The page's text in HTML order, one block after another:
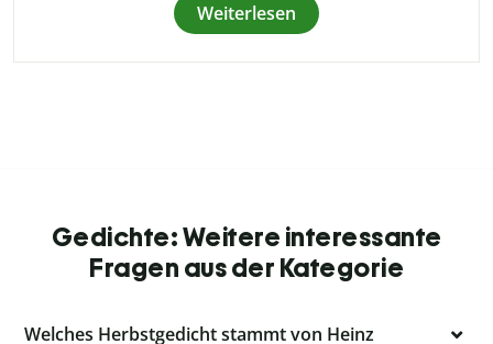
Weiterlesen
Gedichte: Weitere interessante
Fragen aus der Kategorie
Welches Herbstgedicht stammt von Heinz